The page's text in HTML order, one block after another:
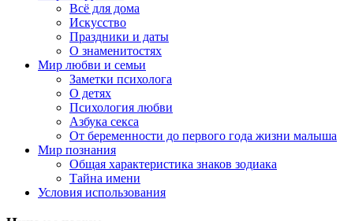
Всё для дома
Искусство
Праздники и даты
О знаменитостях
Мир любви и семьи
Заметки психолога
О детях
Психология любви
Азбука секса
От беременности до первого года жизни малыша
Мир познания
Общая характеристика знаков зодиака
Тайна имени
Условия использования